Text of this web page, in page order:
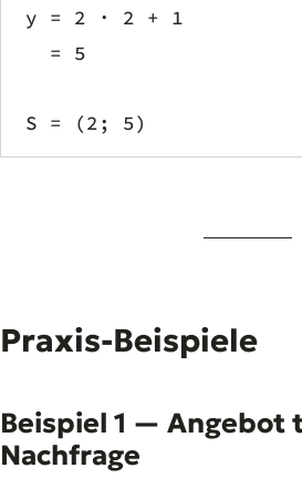
y = 2 · 2 + 1
  = 5
S = (2; 5)
Praxis-Beispiele
Beispiel 1 —
Nachfrage